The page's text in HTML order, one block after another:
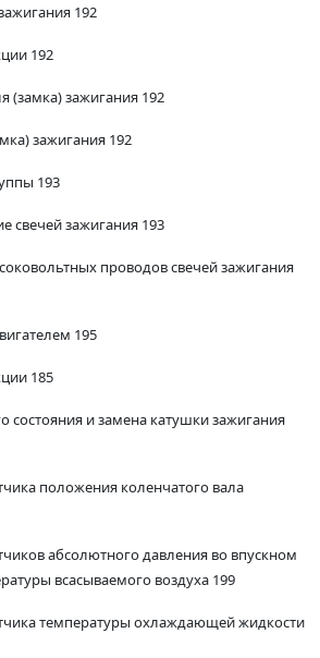
192
192
(замка) зажигания 192
зажигания 192
193
свечей зажигания 193
проводов свечей зажигания
195
185
состояния и замена катушки зажигания
положения коленчатого вала
абсолютного давления во впускном
всасываемого воздуха 199
температуры охлаждающей жидкости